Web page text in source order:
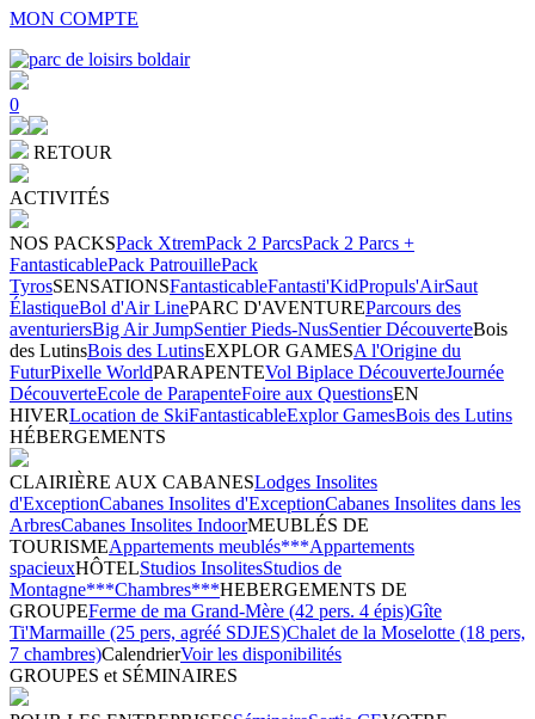
MON COMPTE
0
RETOUR
ACTIVITÉS
NOS PACKSPack XtremPack 2 ParcsPack 2 Parcs +
FantasticablePack PatrouillePack
TyrosSENSATIONSFantasticableFantasti'KidPropuls'AirSaut
ÉlastiqueBol d'Air LinePARC D'AVENTUREParcours des
aventuriersBig Air JumpSentier Pieds-NusSentier DécouverteBois
des LutinsBois des LutinsEXPLOR GAMESA l'Origine du
FuturPixelle WorldPARAPENTEVol Biplace DécouverteJournée
DécouverteEcole de ParapenteFoire aux QuestionsEN
HIVERLocation de SkiFantasticableExplor GamesBois des Lutins
HÉBERGEMENTS
CLAIRIÈRE AUX CABANESLodges Insolites
d'ExceptionCabanes Insolites d'ExceptionCabanes Insolites dans les
ArbresCabanes Insolites IndoorMEUBLÉS DE
TOURISMEAppartements meublés***Appartements
spacieuxHÔTELStudios InsolitesStudios de
Montagne***Chambres***HEBERGEMENTS DE
GROUPEFerme de ma Grand-Mère (42 pers. 4 épis)Gîte
Ti'Marmaille (25 pers, agréé SDJES)Chalet de la Moselotte (18 pers,
7 chambres)CalendrierVoir les disponibilités
GROUPES et SÉMINAIRES